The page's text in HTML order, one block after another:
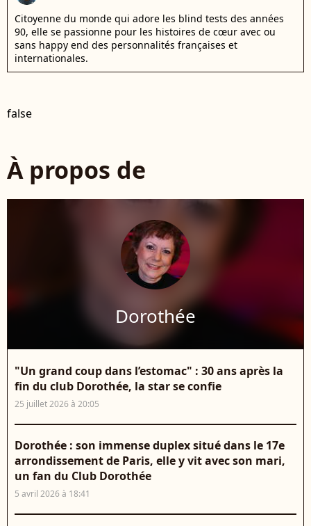
Citoyenne du monde qui adore les blind tests des années
90, elle se passionne pour les histoires de cœur avec ou
sans happy end des personnalités françaises et
internationales.
false
À propos de
Dorothée
"Un grand coup dans l’estomac" : 30 ans après la
fin du club Dorothée, la star se confie
25 juillet 2026 à 20:05
Dorothée : son immense duplex situé dans le 17e
arrondissement de Paris, elle y vit avec son mari,
un fan du Club Dorothée
5 avril 2026 à 18:41